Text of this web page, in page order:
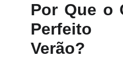
Por Que o
Verão?